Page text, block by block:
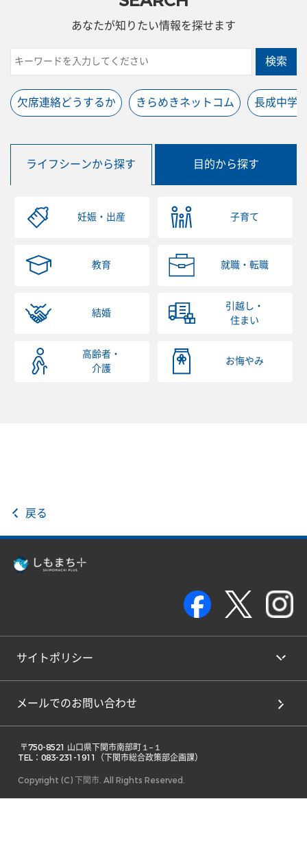
あなたが知りたい情報を探せます
検索
欠席連絡どうするか きらめきネットコム 長成中学
ライフシーンから探す 目的から探す
妊娠・出産 子育て
教育 就職・転職
結婚
引越し・
住まい
高齢者・
介護
お悔やみ
戻る
サイトポリシー
メールでのお問い合わせ
TEL：083-231-1911（下関市総合政策部企画課）
Copyright (C) 下関市. All Rights Reserved.